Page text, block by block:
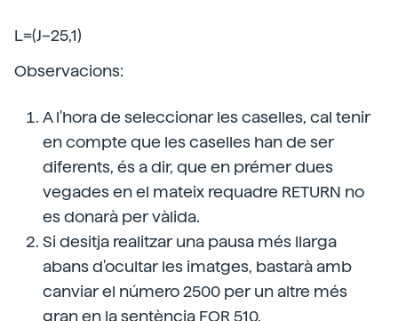
L=(J–25,1)
Observacions:
A l'hora de seleccionar les caselles, cal tenir
en compte que les caselles han de ser
diferents, és a dir, que en prémer dues
vegades en el mateix requadre RETURN no
es donarà per vàlida.
Si desitja realitzar una pausa més llarga
abans d'ocultar les imatges, bastarà amb
canviar el número 2500 per un altre més
gran en la sentència FOR 510.